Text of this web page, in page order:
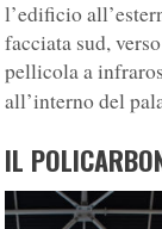
l’edificio
facciata sud,
pellicola a
all’interno del
IL